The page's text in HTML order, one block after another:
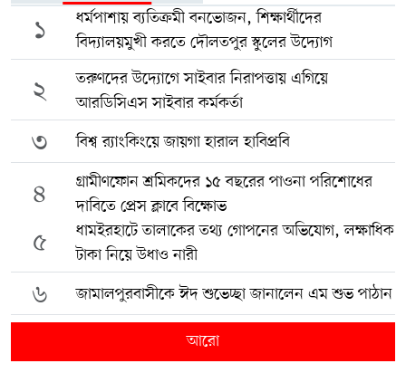
১
ধর্মপাশায় ব্যতিক্রমী বনভোজন, শিক্ষার্থীদের
বিদ্যালয়মুখী করতে দৌলতপুর স্কুলের উদ্যোগ
২
তরুণদের উদ্যোগে সাইবার নিরাপত্তায় এগিয়ে
আরডিসিএস সাইবার কর্মকর্তা
৩ বিশ্ব র‍্যাংকিংয়ে জায়গা হারাল হাবিপ্রবি
৪
গ্রামীণফোন শ্রমিকদের ১৫ বছরের পাওনা পরিশোধের
দাবিতে প্রেস ক্লাবে বিক্ষোভ
৫
ধামইরহাটে তালাকের তথ্য গোপনের অভিযোগ, লক্ষাধিক
টাকা নিয়ে উধাও নারী
৬ জামালপুরবাসীকে ঈদ শুভেচ্ছা জানালেন এম শুভ পাঠান
আরো